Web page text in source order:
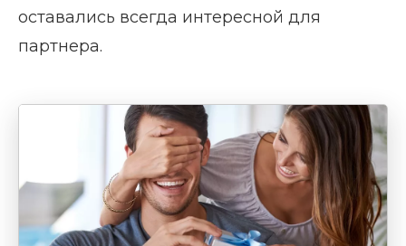
оставались всегда интересной для
партнера.